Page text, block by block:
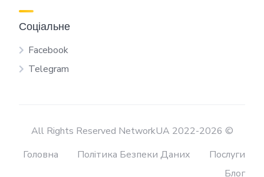
Соціальне
Facebook
Telegram
All Rights Reserved NetworkUA 2022-2026 ©
Головна
Політика Безпеки Даних
Послуги
Блог